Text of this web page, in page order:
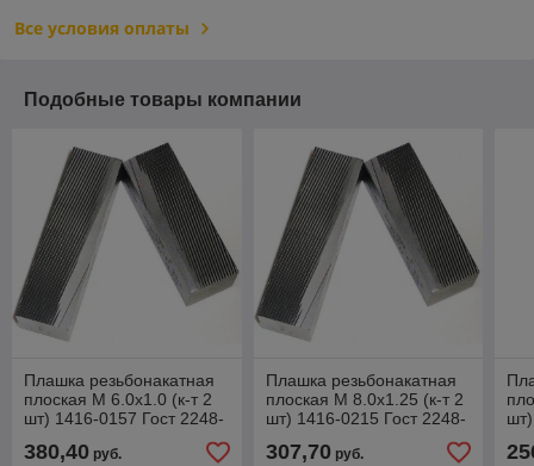
Все условия оплаты
Подобные товары компании
Плашка резьбонакатная
плоская М 6.0х1.0 (к-т 2
шт) 1416-0157 Гост 2248-
380,40 руб.
Плашка резьбонакатная
плоская М 8.0х1.25 (к-т 2
шт) 1416-0215 Гост 2248-
307,70руб.